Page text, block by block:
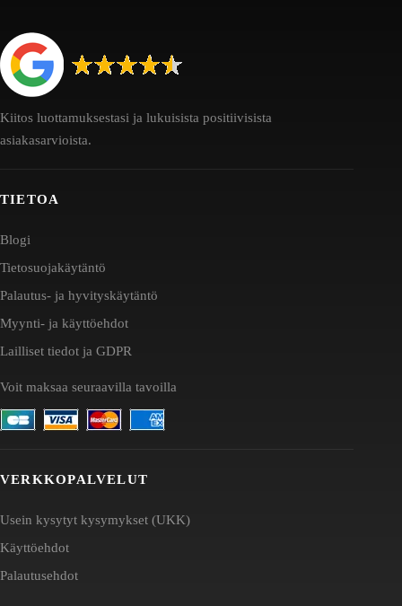
Kiitos luottamuksestasi ja lukuisista positiivisista
asiakasarvioista.
TIETOA
Blogi
Tietosuojakäytäntö
Palautus- ja hyvityskäytäntö
Myynti- ja käyttöehdot
Lailliset tiedot ja GDPR
Voit maksaa seuraavilla tavoilla
VERKKOPALVELUT
Usein kysytyt kysymykset (UKK)
Käyttöehdot
Palautusehdot